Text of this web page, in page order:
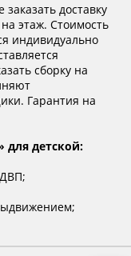
доставку
этаж. Стоимость
индивидуально
сборку на
Гарантия на
для детской: